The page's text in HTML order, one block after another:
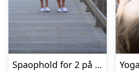
Spaophold for 2 på Hotel Skansen